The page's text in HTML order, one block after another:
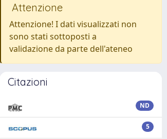
Attenzione
Attenzione! I dati visualizzati non
sono stati sottoposti a
validazione da parte dell'ateneo
Citazioni
ND
5